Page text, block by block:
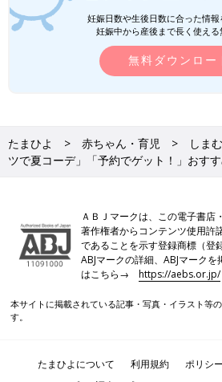
妊娠日数や生後日数に合った情報
妊娠中から産後まで長く使える
無料ダウンロー
たまひよ 赤ちゃん・育児
しま
ツで夏コーデ」「予約でゲット！」おす
ＡＢＪマークは、この電子書店
著作権者からコンテンツ使用許
であることを示す登録商標（登
ABJマークの詳細、ABJマーク
はこちら→https://aebs.or.jp/
本サイトに掲載されている記事・写真・イラスト等
す。
たまひよについて 利用規約 ポリシー